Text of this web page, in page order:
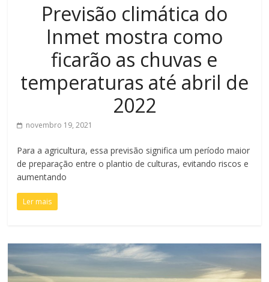
Previsão climática do
Inmet mostra como
ficarão as chuvas e
temperaturas até abril de
2022
novembro 19, 2021
Para a agricultura, essa previsão significa um período maior
de preparação entre o plantio de culturas, evitando riscos e
aumentando
Ler mais